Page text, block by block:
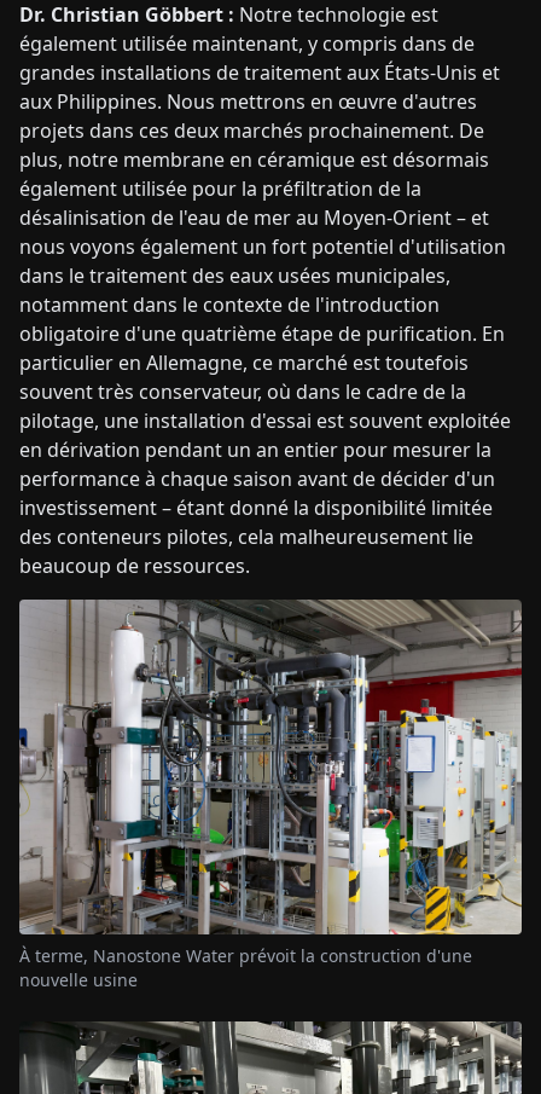
Dr. Christian Göbbert : Notre technologie est
également utilisée maintenant, y compris dans de
grandes installations de traitement aux États-Unis et
aux Philippines. Nous mettrons en œuvre d'autres
projets dans ces deux marchés prochainement. De
plus, notre membrane en céramique est désormais
également utilisée pour la préfiltration de la
désalinisation de l'eau de mer au Moyen-Orient – et
nous voyons également un fort potentiel d'utilisation
dans le traitement des eaux usées municipales,
notamment dans le contexte de l'introduction
obligatoire d'une quatrième étape de purification. En
particulier en Allemagne, ce marché est toutefois
souvent très conservateur, où dans le cadre de la
pilotage, une installation d'essai est souvent exploitée
en dérivation pendant un an entier pour mesurer la
performance à chaque saison avant de décider d'un
investissement – étant donné la disponibilité limitée
des conteneurs pilotes, cela malheureusement lie
beaucoup de ressources.
À terme, Nanostone Water prévoit la construction d'une
nouvelle usine